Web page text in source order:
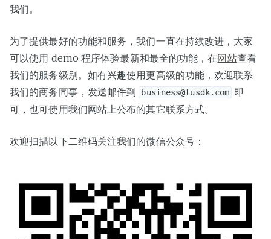
我们。
为了提供最好的功能和服务，我们一直在持续改进，大家
可以使用 demo 程序体验最新和最全的功能，在网站查看
我们的服务级别。如有兴趣使用更高级的功能，欢迎联系
我们的商务同事，发送邮件到
business@tusdk.com 即
可，也可使用我们网站上公布的其它联系方式。
欢迎扫描以下二维码关注我们的微信公众号：